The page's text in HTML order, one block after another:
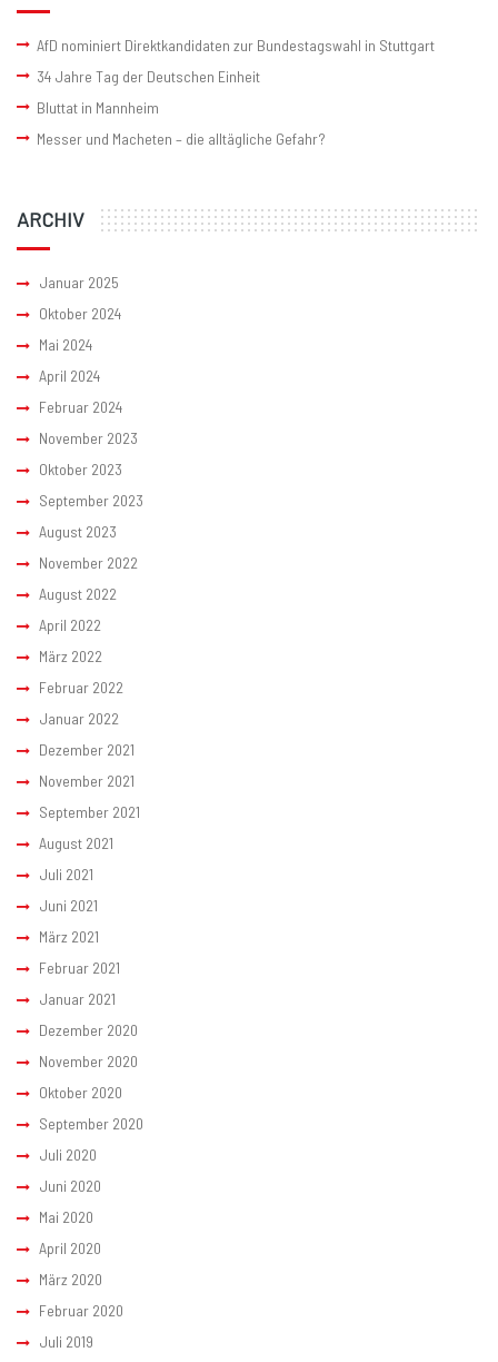
AfD nominiert Direktkandidaten zur Bundestagswahl in Stuttgart
34 Jahre Tag der Deutschen Einheit
Bluttat in Mannheim
Messer und Macheten – die alltägliche Gefahr?
ARCHIV
Januar 2025
Oktober 2024
Mai 2024
April 2024
Februar 2024
November 2023
Oktober 2023
September 2023
August 2023
November 2022
August 2022
April 2022
März 2022
Februar 2022
Januar 2022
Dezember 2021
November 2021
September 2021
August 2021
Juli 2021
Juni 2021
März 2021
Februar 2021
Januar 2021
Dezember 2020
November 2020
Oktober 2020
September 2020
Juli 2020
Juni 2020
Mai 2020
April 2020
März 2020
Februar 2020
Juli 2019